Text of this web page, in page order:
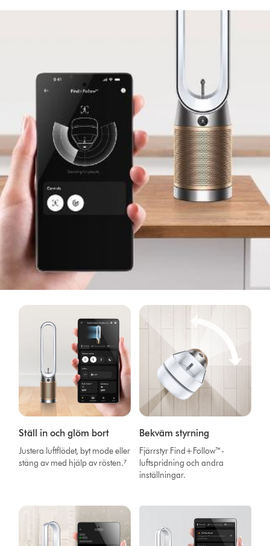
Ställ in och glöm bort
Justera luftflödet, byt mode eller
stäng av med hjälp av rösten.⁷
Bekväm styrning
Fjärrstyr Find+Follow™-
luftspridning och andra
inställningar.